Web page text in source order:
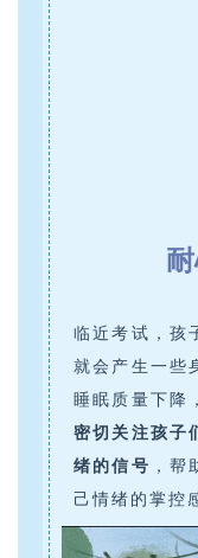
临近考试，孩
就会产生一些
睡眠质量下降
密切关注孩子
绪的信号 ，
己情绪的掌控